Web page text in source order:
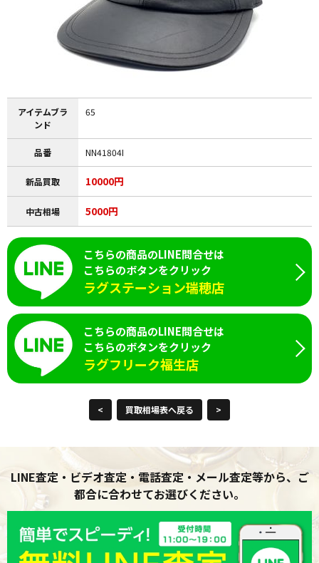
アイテムブラ
ンド
65
品番 NN41804I
新品買取 10000円
中古相場 5000円
こちらの商品のLINE問合せは
こちらのボタンをクリック
ラグステーション瑞穂店
こちらの商品のLINE問合せは
こちらのボタンをクリック
ラグフリーク福生店
< 買取相場表へ戻る >
LINE査定・ビデオ査定・電話査定・メール査定等から、ご
都合に合わせてお選びください。